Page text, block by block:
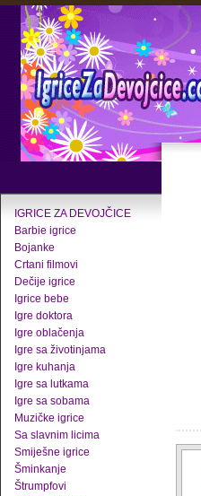
IGRICE ZA DEVOJČICE
Barbie igrice
Bojanke
Crtani filmovi
Dečije igrice
Igrice bebe
Igre doktora
Igre oblačenja
Igre sa životinjama
Igre kuhanja
Igre sa lutkama
Igre sa sobama
Muzičke igrice
Sa slavnim licima
Smiješne igrice
Šminkanje
Štrumpfovi